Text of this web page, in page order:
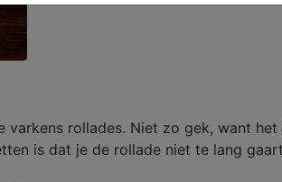
rollades. Niet zo gek, want
is dat je de rollade niet te lang